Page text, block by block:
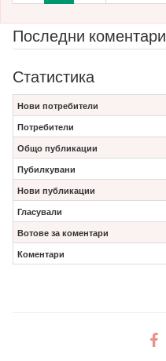
Последни коментари
Статистика
Нови потребители
Потребители
Общо публикации
Пубилкувани
Нови публикации
Гласували
Вотове за коментари
Коментари